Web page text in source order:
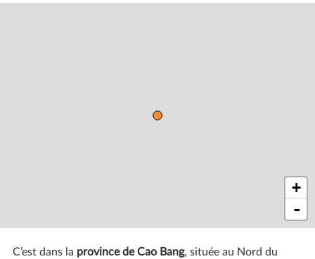
+
-
C’est dans la province de Cao Bang, située au Nord du